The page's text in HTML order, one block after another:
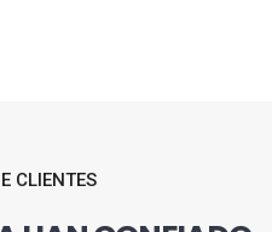
CLIENTES